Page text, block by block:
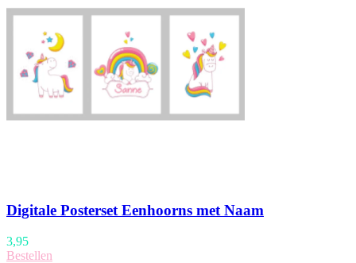
Digitale Posterset Eenhoorns met Naam
3,95
Bestellen